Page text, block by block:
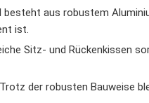
besteht aus robustem
ist.
Sitz- und Rückenkissen
Trotz der robusten Bauweise